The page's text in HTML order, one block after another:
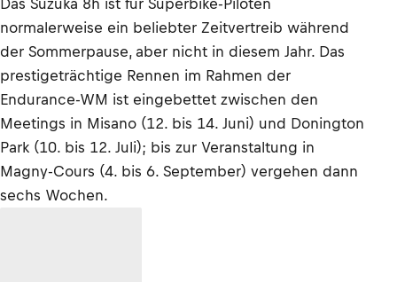
Das Suzuka 8h ist für Superbike-Piloten
normalerweise ein beliebter Zeitvertreib während
der Sommerpause, aber nicht in diesem Jahr. Das
prestigeträchtige Rennen im Rahmen der
Endurance-WM ist eingebettet zwischen den
Meetings in Misano (12. bis 14. Juni) und Donington
Park (10. bis 12. Juli); bis zur Veranstaltung in
Magny-Cours (4. bis 6. September) vergehen dann
sechs Wochen.